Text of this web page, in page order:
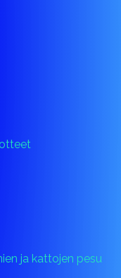
ja kattojen pesu